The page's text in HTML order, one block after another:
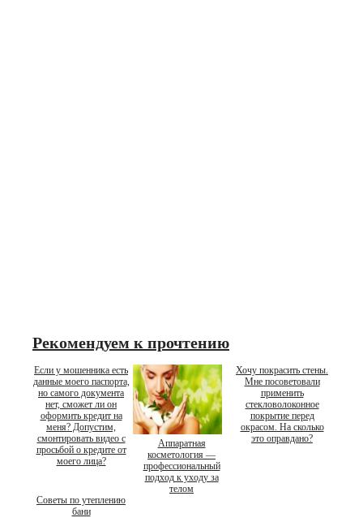
Рекомендуем к прочтению
Если у мошенника есть
данные моего паспорта,
но самого документа
нет, сможет ли он
оформить кредит на
меня? Допустим,
смонтировать видео с
просьбой о кредите от
моего лица?
Аппаратная
косметология —
профессиональный
подход к уходу за
телом
Хочу покрасить стены.
Мне посоветовали
применить
стекловолоконное
покрытие перед
окрасом. На сколько
это оправдано?
Советы по утеплению
бани